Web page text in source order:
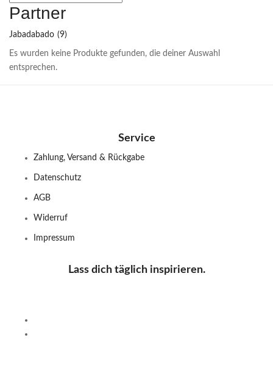
Partner
Jabadabado (9)
Es wurden keine Produkte gefunden, die deiner Auswahl
entsprechen.
Service
Zahlung, Versand & Rückgabe
Datenschutz
AGB
Widerruf
Impressum
Lass dich täglich inspirieren.